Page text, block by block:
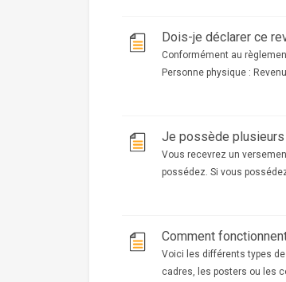
Dois-je déclarer ce
Conformément au
Personne physique :
Vous recevrez un
possédez. Si vous
Voici les différents types
cadres, les posters ou les